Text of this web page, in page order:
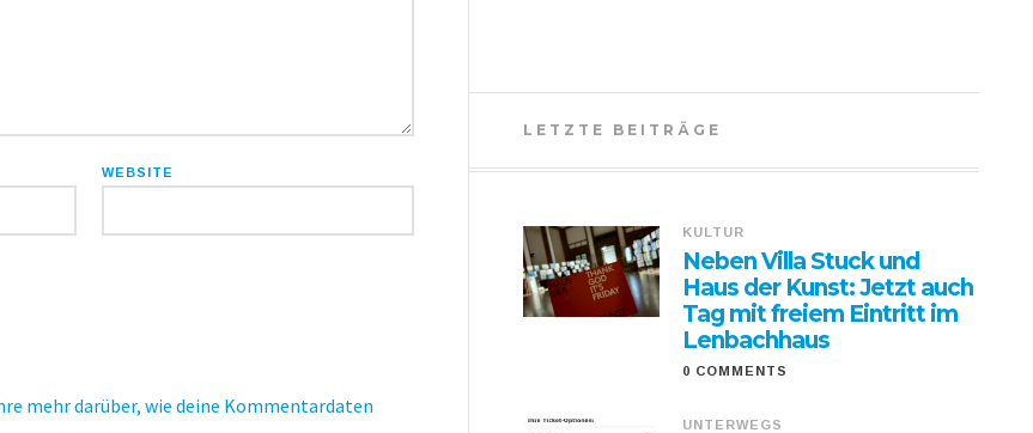
WEBSITE
mehr darüber, wie deine Kommentardaten
LETZTE BEITRÄGE
KULTUR
Neben Villa Stuck und
Haus der Kunst: Jetzt auch
Tag mit freiem Eintritt im
Lenbachhaus
0 COMMENTS
UNTERWEGS